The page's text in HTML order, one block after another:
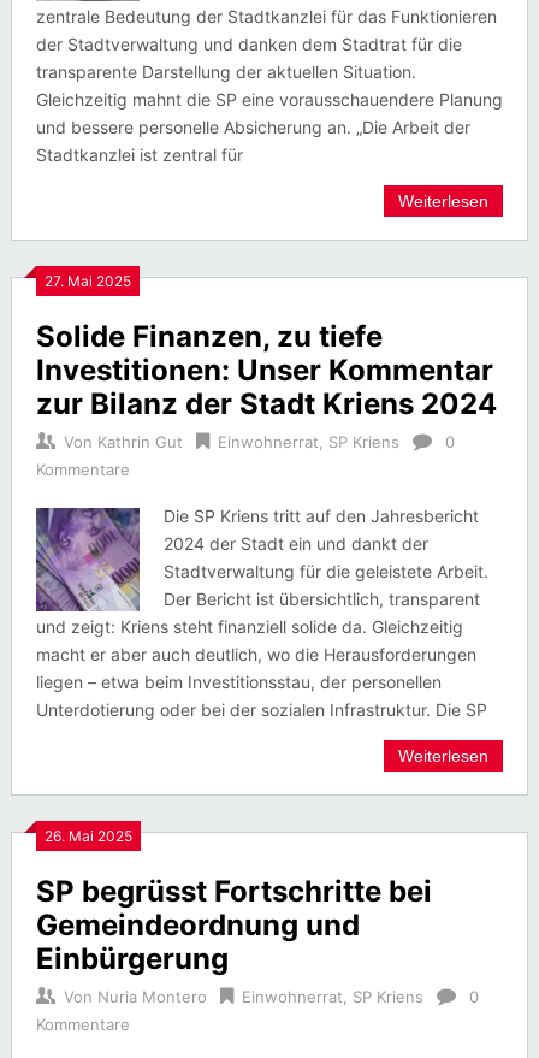
zentrale Bedeutung der Stadtkanzlei für das Funktionieren
der Stadtverwaltung und danken dem Stadtrat für die
transparente Darstellung der aktuellen Situation.
Gleichzeitig mahnt die SP eine vorausschauendere Planung
und bessere personelle Absicherung an. „Die Arbeit der
Stadtkanzlei ist zentral für
Weiterlesen
27. Mai 2025
Solide Finanzen, zu tiefe
Investitionen: Unser Kommentar
zur Bilanz der Stadt Kriens 2024
Von Kathrin Gut Einwohnerrat SP Kriens
0
Kommentare
Die SP Kriens tritt auf den Jahresbericht
2024 der Stadt ein und dankt der
Stadtverwaltung für die geleistete Arbeit.
Der Bericht ist übersichtlich, transparent
und zeigt: Kriens steht finanziell solide da. Gleichzeitig
macht er aber auch deutlich, wo die Herausforderungen
liegen – etwa beim Investitionsstau, der personellen
Unterdotierung oder bei der sozialen Infrastruktur. Die SP
Weiterlesen
26. Mai 2025
SP begrüsst Fortschritte bei
Gemeindeordnung und
Einbürgerung
Von Nuria Montero Einwohnerrat SP Kriens
0
Kommentare